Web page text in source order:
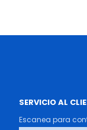
SERVICIO AL
Escanea para